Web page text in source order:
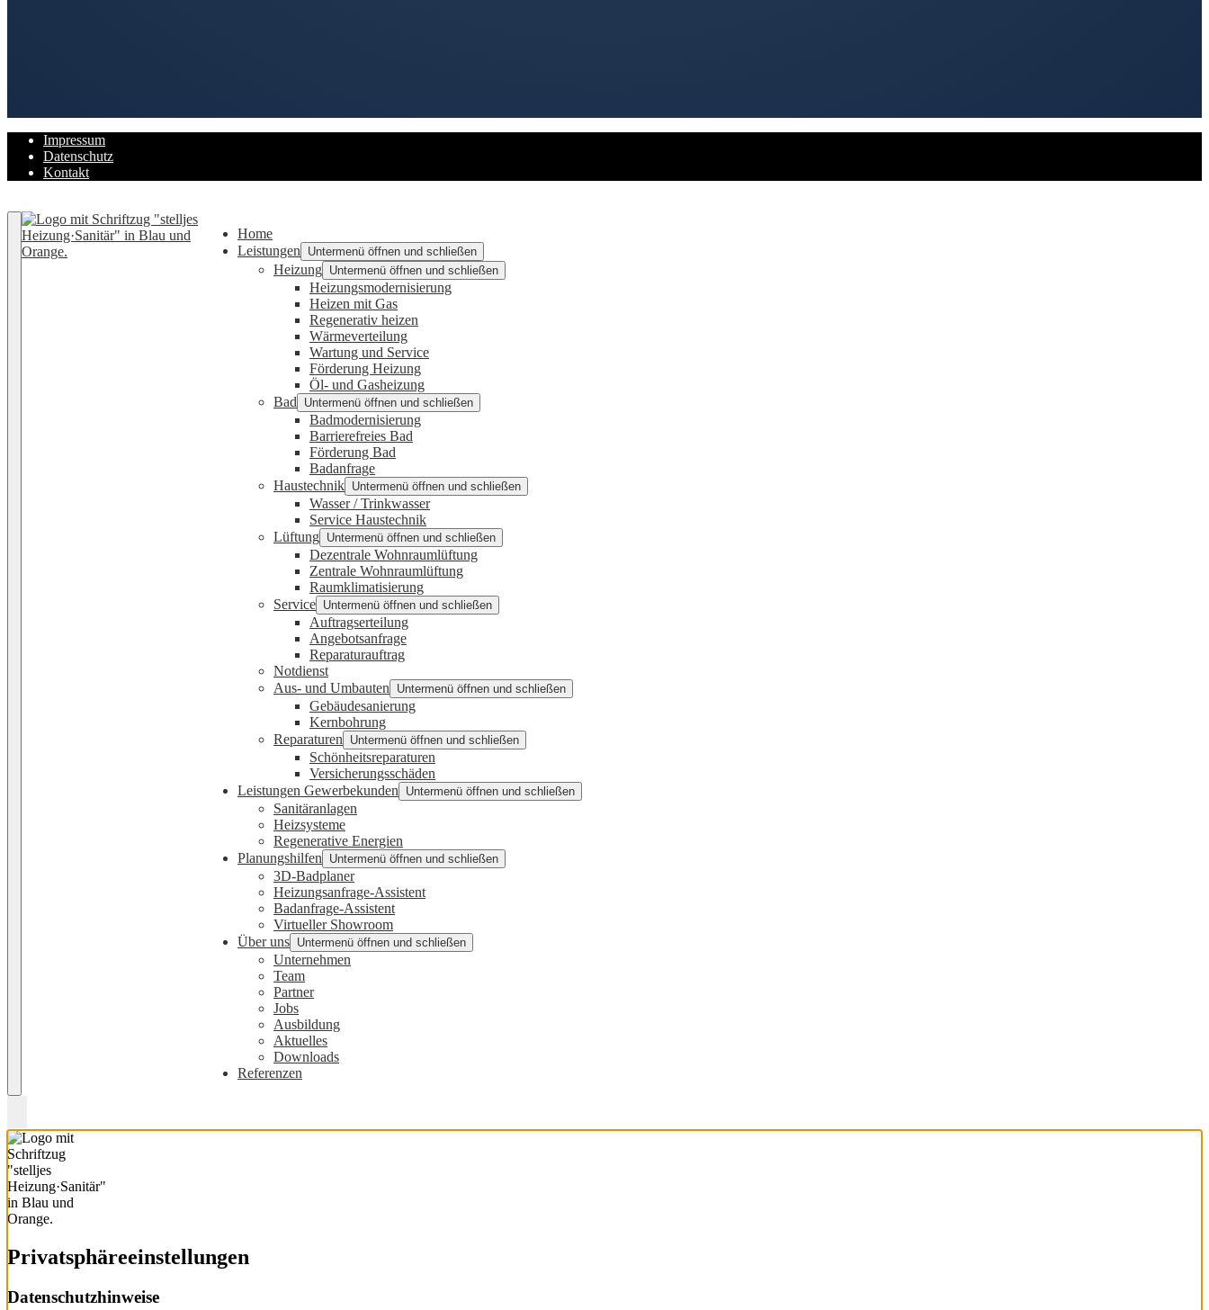
Impressum
Datenschutz
Kontakt
Home
Leistungen
Untermenü öffnen und schließen
Heizung Untermenü öffnen und schließen
Heizungsmodernisierung
Heizen mit Gas
Regenerativ heizen
Wärmeverteilung
Wartung und Service
Förderung Heizung
Öl- und Gasheizung
Bad
Untermenü öffnen und schließen
Badmodernisierung
Barrierefreies Bad
Förderung Bad
Badanfrage
Haustechnik Untermenü öffnen und schließen
Wasser / Trinkwasser
Service Haustechnik
Lüftung Untermenü öffnen und schließen
Dezentrale Wohnraumlüftung
Zentrale Wohnraumlüftung
Raumklimatisierung
Service Untermenü öffnen und schließen
Auftragserteilung
Angebotsanfrage
Reparaturauftrag
Notdienst
Aus- und Umbauten
Untermenü öffnen und schließen
Gebäudesanierung
Kernbohrung
Reparaturen
Untermenü öffnen und schließen
Schönheitsreparaturen
Versicherungsschäden
Leistungen Gewerbekunden
Untermenü öffnen und schließen
Sanitäranlagen
Heizsysteme
Regenerative Energien
Planungshilfen
Untermenü öffnen und schließen
3D-Badplaner
Heizungsanfrage-Assistent
Badanfrage-Assistent
Virtueller Showroom
Über uns Untermenü öffnen und schließen
Unternehmen
Team
Partner
Jobs
Ausbildung
Aktuelles
Downloads
Referenzen
Privatsphäre­einstellungen
Datenschutzhinweise